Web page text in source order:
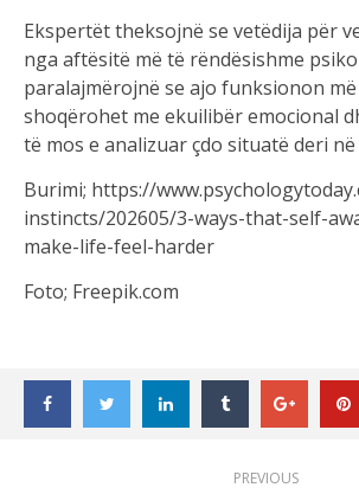
Ekspertët theksojnë se vetëdija për
nga aftësitë më të rëndësishme
paralajmërojnë se ajo funksionon
shoqërohet me ekuilibër emocional
të mos e analizuar çdo situatë deri
Burimi; https://
instincts/202605/3-ways-that-self-
make-life-feel-harder
Foto; Freepik.com
PREVIOUS